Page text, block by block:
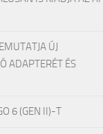
ÚJ
ADAPTERÉT ÉS
6 (GEN II)-T